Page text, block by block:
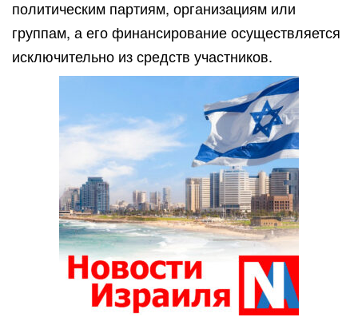
политическим партиям, организациям или
группам, а его финансирование осуществляется
исключительно из средств участников.